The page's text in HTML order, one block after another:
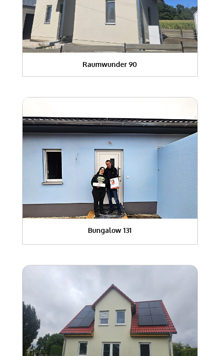
Raumwunder 90
Bungalow 131